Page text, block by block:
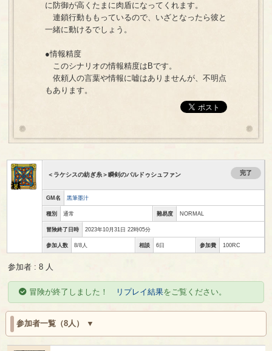
に防御が高くたまに肉盾になってくれます。
連鎖行動ももっているので、いざとなったら彼と
一緒に動けるでしょう。
●情報精度
このシナリオの情報精度はBです。
依頼人の言葉や情報に嘘はありませんが、不明点
もあります。
＜ラケシスの紡ぎ糸＞瞬剣のバルドゥシュファン 完了
GM名 黒筆墨汁
種別 通常 難易度 NORMAL
冒険終了日時 2023年10月31日 22時05分
参加人数 8/8人 相談 6日 参加費 100RC
参加者 : 8 人
冒険が終了しました！ リプレイ結果をご覧ください。
参加者一覧（8人）